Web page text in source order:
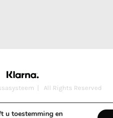
| All Rights Reserved
u toestemming en